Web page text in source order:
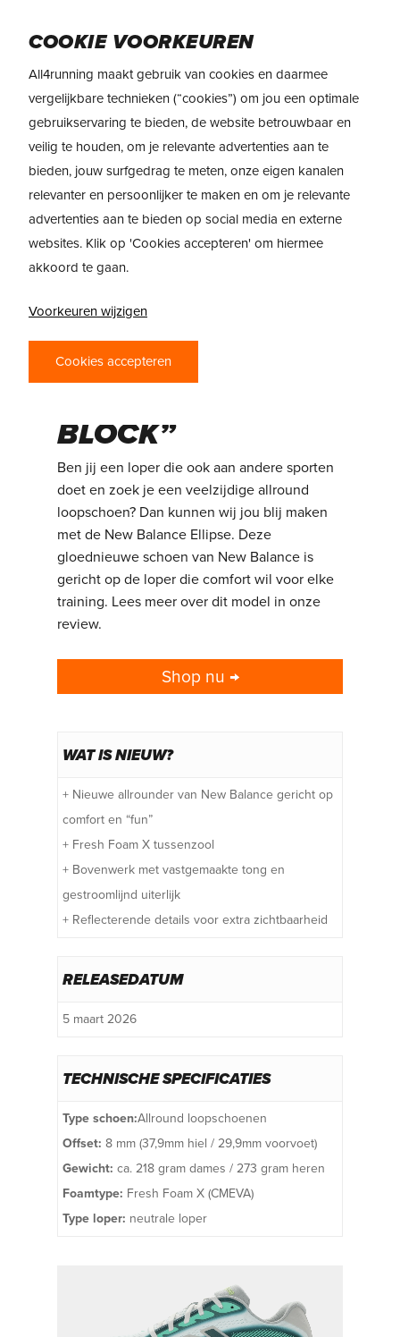
content
REVIEW
NEW BALANCE
ELLIPSE – “NEW
BLOCK”
Ben jij een loper die ook aan andere sporten
doet en zoek je een veelzijdige allround
loopschoen? Dan kunnen wij jou blij maken
met de New Balance Ellipse. Deze
gloednieuwe schoen van New Balance is
gericht op de loper die comfort wil voor elke
training. Lees meer over dit model in onze
review.
Shop nu →
WAT IS NIEUW?
+ Nieuwe allrounder van New Balance gericht op
comfort en “fun”
+ Fresh Foam X tussenzool
+ Bovenwerk met vastgemaakte tong en
gestroomlijnd uiterlijk
+ Reflecterende details voor extra zichtbaarheid
RELEASEDATUM
5 maart 2026
TECHNISCHE SPECIFICATIES
Type schoen:Allround loopschoenen
Offset: 8 mm (37,9mm hiel / 29,9mm voorvoet)
Gewicht: ca. 218 gram dames / 273 gram heren
Foamtype: Fresh Foam X (CMEVA)
Type loper: neutrale loper
COOKIE VOORKEUREN
All4running maakt gebruik van cookies en daarmee
vergelijkbare technieken (“cookies”) om jou een optimale
gebruikservaring te bieden, de website betrouwbaar en
veilig te houden, om je relevante advertenties aan te
bieden, jouw surfgedrag te meten, onze eigen kanalen
relevanter en persoonlijker te maken en om je relevante
advertenties aan te bieden op social media en externe
websites. Klik op 'Cookies accepteren' om hiermee
akkoord te gaan.
Voorkeuren wijzigen
Cookies accepteren